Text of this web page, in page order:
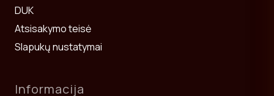
DUK
Atsisakymo teisė
Slapukų nustatymai
Informacija